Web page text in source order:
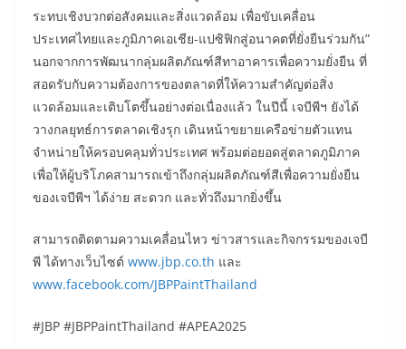
ระทบเชิงบวกต่อสังคมและสิ่งแวดล้อม เพื่อขับเคลื่อน
ประเทศไทยและภูมิภาคเอเชีย-แปซิฟิกสู่อนาคตที่ยั่งยืนร่วมกัน”
นอกจากการพัฒนากลุ่มผลิตภัณฑ์สีทาอาคารเพื่อความยั่งยืน ที่
สอดรับกับความต้องการของตลาดที่ให้ความสำคัญต่อสิ่ง
แวดล้อมและเติบโตขึ้นอย่างต่อเนื่องแล้ว ในปีนี้ เจบีพีฯ ยังได้
วางกลยุทธ์การตลาดเชิงรุก เดินหน้าขยายเครือข่ายตัวแทน
จำหน่ายให้ครอบคลุมทั่วประเทศ พร้อมต่อยอดสู่ตลาดภูมิภาค
เพื่อให้ผู้บริโภคสามารถเข้าถึงกลุ่มผลิตภัณฑ์สีเพื่อความยั่งยืน
ของเจบีพีฯ ได้ง่าย สะดวก และทั่วถึงมากยิ่งขึ้น
สามารถติดตามความเคลื่อนไหว ข่าวสารและกิจกรรมของเจบี
พี ได้ทางเว็บไซต์ www.jbp.co.th และ
www.facebook.com/JBPPaintThailand
#JBP #JBPPaintThailand #APEA2025